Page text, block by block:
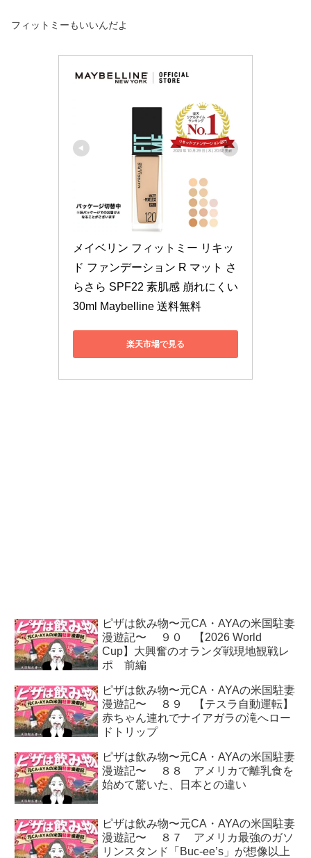
フィットミーもいいんだよ
メイベリン フィットミー リキッ
ド ファンデーション R マット さ
らさら SPF22 素肌感 崩れにくい
30ml Maybelline 送料無料
楽天市場で見る
ピザは飲み物〜元CA・AYAの米国駐妻
漫遊記〜 ９０ 【2026 World
Cup】大興奮のオランダ戦現地観戦レ
ポ 前編
ピザは飲み物〜元CA・AYAの米国駐妻
漫遊記〜 ８９ 【テスラ自動運転】
赤ちゃん連れでナイアガラの滝へロー
ドトリップ
ピザは飲み物〜元CA・AYAの米国駐妻
漫遊記〜 ８８ アメリカで離乳食を
始めて驚いた、日本との違い
ピザは飲み物〜元CA・AYAの米国駐妻
漫遊記〜 ８７ アメリカ最強のガソ
リンスタンド「Buc-ee’s」が想像以上